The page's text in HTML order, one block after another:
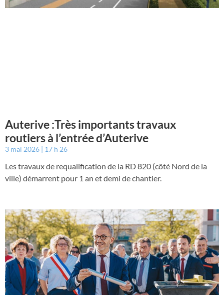
Auterive :Très importants travaux
routiers à l’entrée d’Auterive
3 mai 2026 17 h 26
Les travaux de requalification de la RD 820 (côté Nord de la
ville) démarrent pour 1 an et demi de chantier.